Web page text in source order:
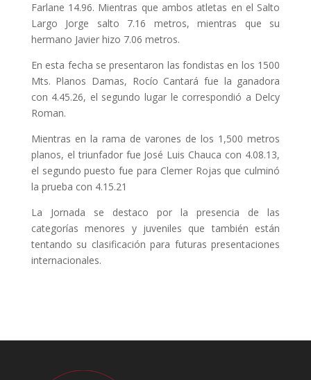
Farlane 14.96. Mientras que ambos atletas en el Salto
Largo Jorge salto 7.16 metros, mientras que su
hermano Javier hizo 7.06 metros.
En esta fecha se presentaron las fondistas en los 1500
Mts. Planos Damas, Rocío Cantará fue la ganadora
con 4.45.26, el segundo lugar le correspondió a Delcy
Roman.
Mientras en la rama de varones de los 1,500 metros
planos, el triunfador fue José Luis Chauca con 4.08.13,
el segundo puesto fue para Clemer Rojas que culminó
la prueba con 4.15.21
La Jornada se destaco por la presencia de las
categorías menores y juveniles que también están
tentando su clasificación para futuras presentaciones
internacionales.